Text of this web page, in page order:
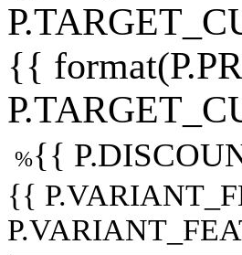
{{
%{{
{{